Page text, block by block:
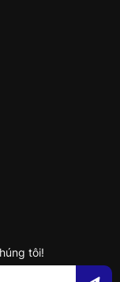
tôi!